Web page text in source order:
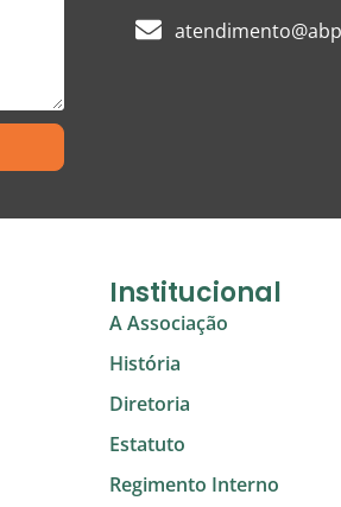
Institucional
A Associação
História
Diretoria
Estatuto
Regimento Interno